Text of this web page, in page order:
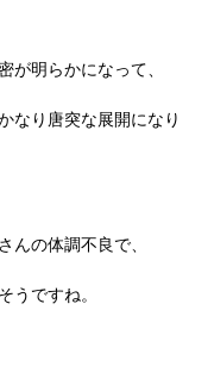
が明らかになって、
なり唐突な展開になり
んの体調不良で、
うですね。